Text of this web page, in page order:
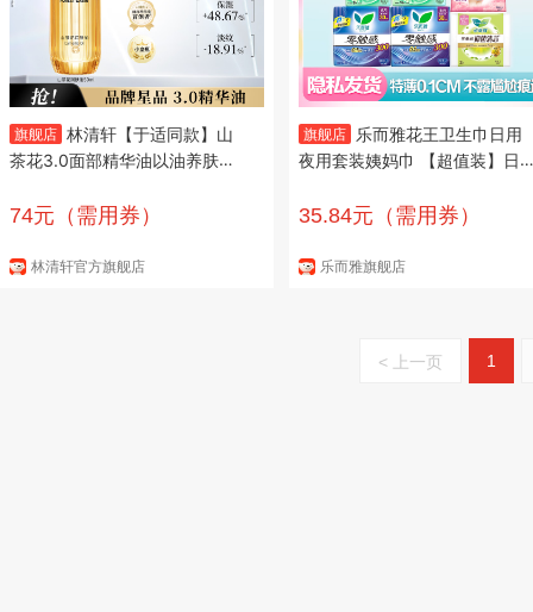
旗舰店 林清轩【于适同款】山
茶花3.0面部精华油以油养肤抗
74元（需用券）
林清轩官方旗舰店
旗舰店
乐而雅花王卫生巾日用
夜用套装姨妈巾 【超值装】日
35.84元（需用券）
乐而雅旗舰店
< 上一页 1